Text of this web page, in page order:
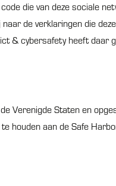
die van deze sociale
de verklaringen die
& cybersafety heeft daar
Verenigde Staten en
houden aan de Safe